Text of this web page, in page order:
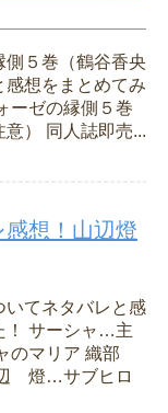
側５巻（鶴谷香央
想をまとめてみ
ーゼの縁側５巻
） 同人誌即売...
想！山辺燈
いてネタバレと感
！ サーシャ…主
のマリア 織部
燈…サブヒロ